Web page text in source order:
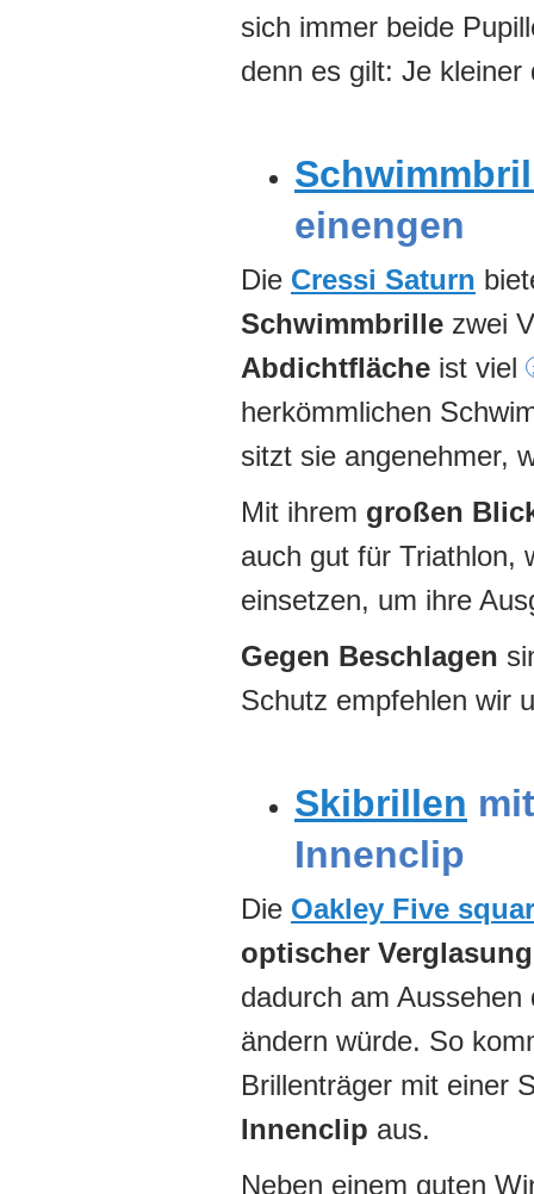
sich immer beide
denn es gilt: Je
einengen
Die Cressi Saturn
Schwimmbrille zwei
Abdichtfläche ist viel
herkömmlichen
sitzt sie angenehmer,
Mit ihrem großen
auch gut für Triathlon,
einsetzen, um ihre
Gegen Beschlagen
Schutz empfehlen wir
Skibrillen
Innenclip
Die Oakley Five
optischer Verglasung
dadurch am Aussehen
ändern würde. So
Brillenträger mit einer
Innenclip aus.
Neben einem guten